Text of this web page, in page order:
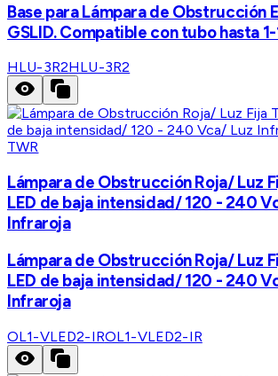
Base para Lámpara de Obstrucción
GSLID. Compatible con tubo hasta
HLU-3R2HLU-3R2
TWR
Lámpara de Obstrucción Roja/ Luz
LED de baja intensidad/ 120 - 240
Infraroja
Lámpara de Obstrucción Roja/ Luz
LED de baja intensidad/ 120 - 240
Infraroja
OL1-VLED2-IROL1-VLED2-IR